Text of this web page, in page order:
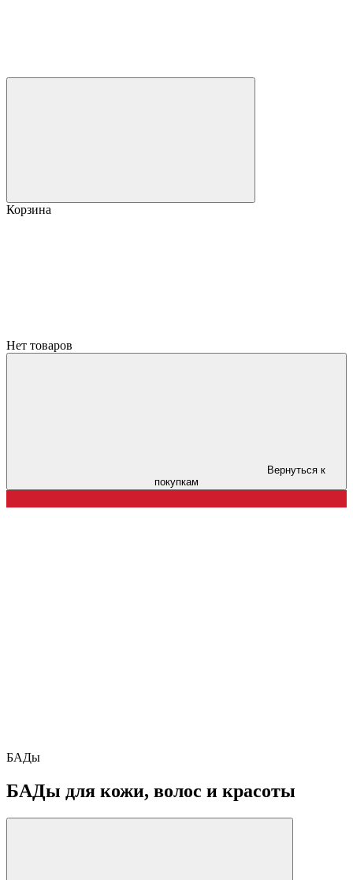
Корзина
Нет товаров
Вернуться к
покупкам
БАДы
БАДы для кожи, волос и красоты